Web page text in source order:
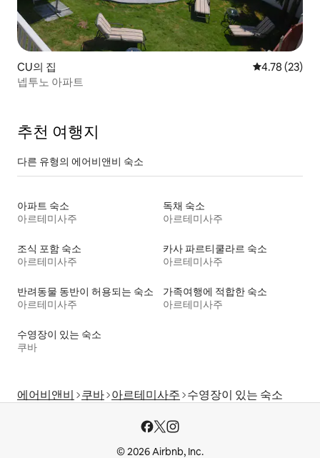
CU의 집 평점 4.78점
4.78 (23)
넵투노 아파트
추천 여행지
다른 유형의 에어비앤비 숙소
아파트 숙소
아르테미사주
독채 숙소
아르테미사주
조식 포함 숙소
아르테미사주
카사 파르티쿨라르 숙소
아르테미사주
반려동물 동반이 허용되는 숙소
아르테미사주
가족여행에 적합한 숙소
아르테미사주
수영장이 있는 숙소
쿠바
에어비앤비 쿠바 아르테미사주 수영장이 있는 숙소
© 2026 Airbnb, Inc.